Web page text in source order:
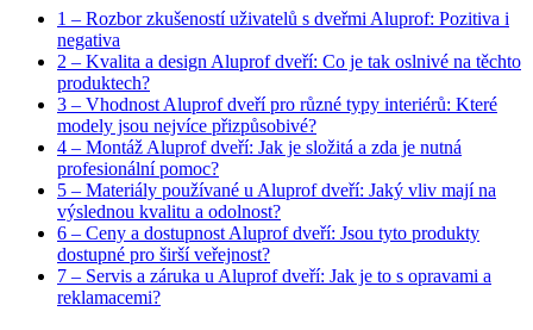
1 – Rozbor zkušeností uživatelů s dveřmi Aluprof: Pozitiva i
negativa
2 – Kvalita a design Aluprof dveří: Co je tak oslnivé na těchto
produktech?
3 – Vhodnost Aluprof dveří pro různé typy interiérů: Které
modely jsou nejvíce přizpůsobivé?
4 – Montáž Aluprof dveří: Jak je složitá a zda je nutná
profesionální pomoc?
5 – Materiály používané u Aluprof dveří: Jaký vliv mají na
výslednou kvalitu a odolnost?
6 – Ceny a dostupnost Aluprof dveří: Jsou tyto produkty
dostupné pro širší veřejnost?
7 – Servis a záruka u Aluprof dveří: Jak je to s opravami a
reklamacemi?